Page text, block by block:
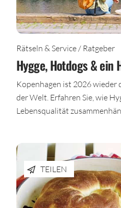
Rätseln & Service / Ratgeber
Hygge, Hotdogs & ein
Kopenhagen ist 2026 wieder
der Welt. Erfahren Sie, wie
Lebensqualität
TEILEN